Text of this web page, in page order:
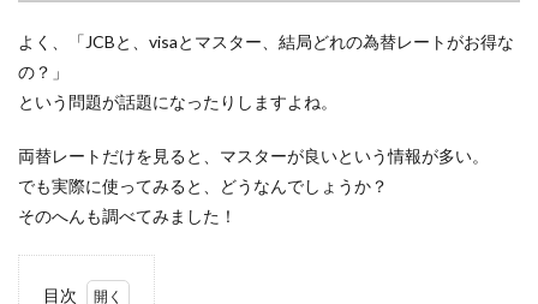
よく、「JCBと、visaとマスター、結局どれの為替レートがお得な
の？」
という問題が話題になったりしますよね。
両替レートだけを見ると、マスターが良いという情報が多い。
でも実際に使ってみると、どうなんでしょうか？
そのへんも調べてみました！
目次